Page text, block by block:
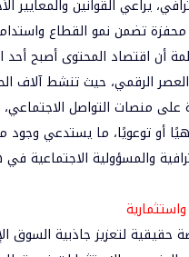
يراعي القوانين والمعايير
محفزة تضمن نمو القطاع
أن اقتصاد المحتوىأصبح أحد
الرقمي، حيث تنشط آلاف
على منصات التواصل
أو توعويًا، ما يستدعي وجود
والمسؤولية الاجتماعية في
حقيقية لتعزيزجاذبية السوق